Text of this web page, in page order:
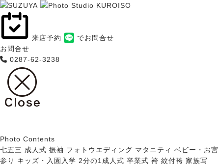
来店予約
でお問合せ
お問合せ
0287-62-3238
Photo Contents
七五三 成人式 振袖 フォトウエディング マタニティ ベビー・お宮
参り
キッズ・入園入学 2分の1成人式 卒業式 袴 紋付袴 家族写